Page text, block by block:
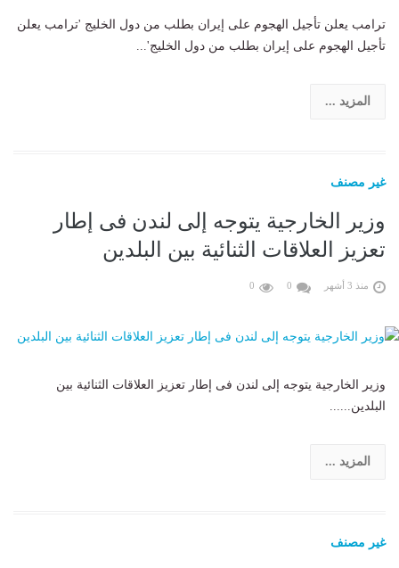
ترامب يعلن تأجيل الهجوم على إيران بطلب من دول الخليج 'ترامب يعلن
تأجيل الهجوم على إيران بطلب من دول الخليج'...
المزيد ...
غير مصنف
وزير الخارجية يتوجه إلى لندن فى إطار
تعزيز العلاقات الثنائية بين البلدين
منذ 3 أشهر 0
0
وزير الخارجية يتوجه إلى لندن فى إطار تعزيز العلاقات الثنائية بين
البلدين......
المزيد ...
غير مصنف